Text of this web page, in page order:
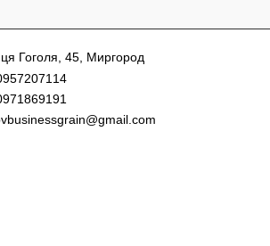
Гоголя, 45, Миргород